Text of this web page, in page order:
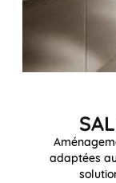
adaptées